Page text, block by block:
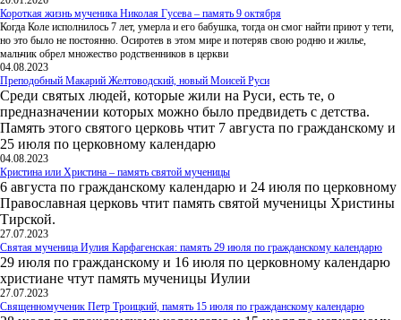
Короткая жизнь мученика Николая Гусева – память 9 октября
Когда Коле исполнилось 7 лет, умерла и его бабушка, тогда он смог найти приют у тети,
но это было не постоянно. Осиротев в этом мире и потеряв свою родню и жилье,
мальчик обрел множество родственников в церкви
04.08.2023
Преподобный Макарий Желтоводский, новый Моисей Руси
Среди святых людей, которые жили на Руси, есть те, о
предназначении которых можно было предвидеть с детства.
Память этого святого церковь чтит 7 августа по гражданскому и
25 июля по церковному календарю
04.08.2023
Кристина или Христина – память святой мученицы
6 августа по гражданскому календарю и 24 июля по церковному
Православная церковь чтит память святой мученицы Христины
Тирской.
27.07.2023
Святая мученица Иулия Карфагенская: память 29 июля по гражданскому календарю
29 июля по гражданскому и 16 июля по церковному календарю
христиане чтут память мученицы Иулии
27.07.2023
Священномученик Петр Троицкий, память 15 июля по гражданскому календарю